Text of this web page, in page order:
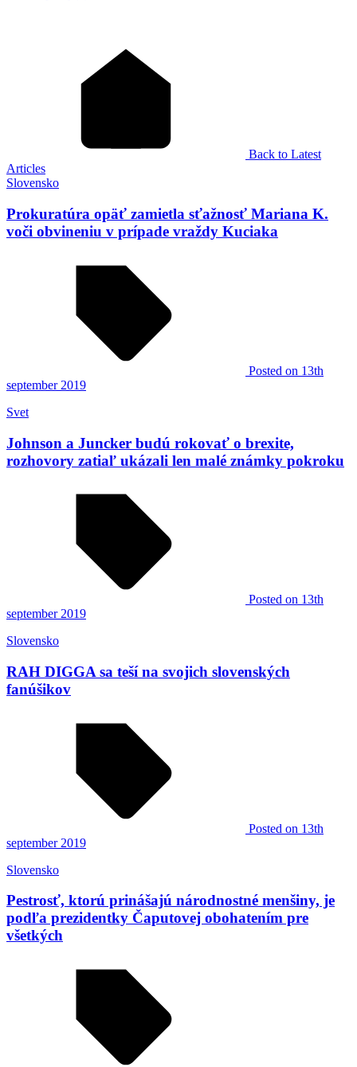
Back to Latest
Articles
Slovensko
Prokuratúra opäť zamietla sťažnosť Mariana K.
voči obvineniu v prípade vraždy Kuciaka
Posted on 13th
september 2019
Svet
Johnson a Juncker budú rokovať o brexite,
rozhovory zatiaľ ukázali len malé známky pokroku
Posted on 13th
september 2019
Slovensko
RAH DIGGA sa teší na svojich slovenských
fanúšikov
Posted on 13th
september 2019
Slovensko
Pestrosť, ktorú prinášajú národnostné menšiny, je
podľa prezidentky Čaputovej obohatením pre
všetkých